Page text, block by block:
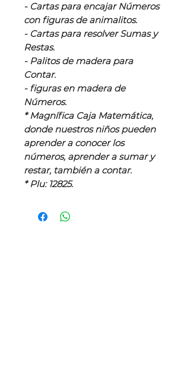
- Cartas para encajar Números
con figuras de animalitos.
- Cartas para resolver Sumas y
Restas.
- Palitos de madera para
Contar.
- figuras en madera de
Números.
* Magnífica Caja Matemática,
donde nuestros niños pueden
aprender a conocer los
números, aprender a sumar y
restar, también a contar.
* Plu: 12825.